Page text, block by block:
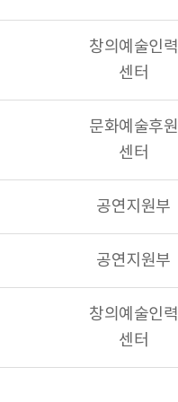
창의예술인력
센터
문화예술후원
센터
공연지원부
공연지원부
창의예술인력
센터